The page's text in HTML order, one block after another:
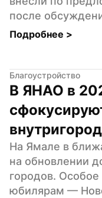
после
Подробнее >
Благоустройство
В ЯНАО в
На Ямале в
на обновлении
городов.
юбилярам —